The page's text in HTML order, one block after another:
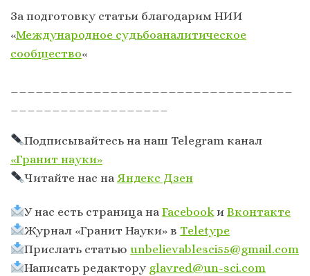
За подготовку статьи благодарим НИИ
«Международное судьбоаналитическое
сообщество«
Подписывайтесь на наш Telegram канал
«Гранит науки»
Читайте нас наЯндекс Дзен
У нас есть страница наFacebook иВконтакте
Журнал «Гранит Науки» в Тeletype
Прислать статьюunbelievablesci55@gmail.com
Написать редактору glavred@un-sci.com